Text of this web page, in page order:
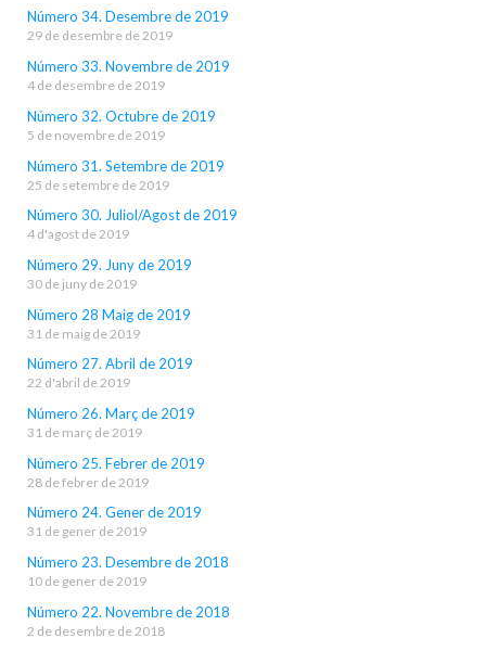
Número 34. Desembre de 2019
29 de desembre de 2019
Número 33. Novembre de 2019
4 de desembre de 2019
Número 32. Octubre de 2019
5 de novembre de 2019
Número 31. Setembre de 2019
25 de setembre de 2019
Número 30. Juliol/Agost de 2019
4 d'agost de 2019
Número 29. Juny de 2019
30 de juny de 2019
Número 28 Maig de 2019
31 de maig de 2019
Número 27. Abril de 2019
22 d'abril de 2019
Número 26. Març de 2019
31 de març de 2019
Número 25. Febrer de 2019
28 de febrer de 2019
Número 24. Gener de 2019
31 de gener de 2019
Número 23. Desembre de 2018
10 de gener de 2019
Número 22. Novembre de 2018
2 de desembre de 2018